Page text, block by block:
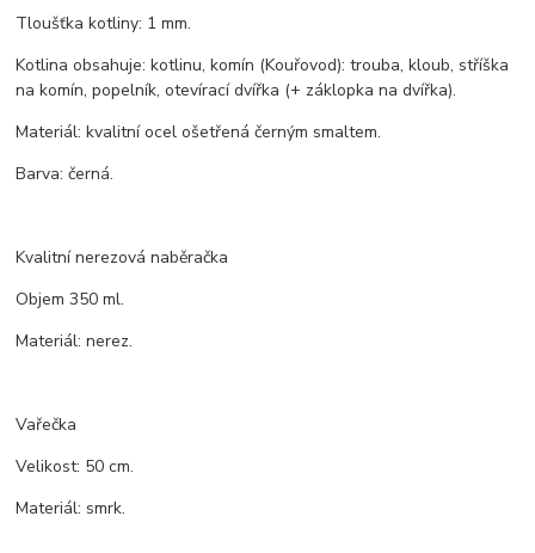
Tloušťka kotliny: 1 mm.
Kotlina obsahuje: kotlinu, komín (Kouřovod): trouba, kloub, stříška
na komín, popelník, otevírací dvířka (+ záklopka na dvířka).
Materiál: kvalitní ocel ošetřená černým smaltem.
Barva: černá.
Kvalitní nerezová naběračka
Objem 350 ml.
Materiál: nerez.
Vařečka
Velikost: 50 cm.
Materiál: smrk.